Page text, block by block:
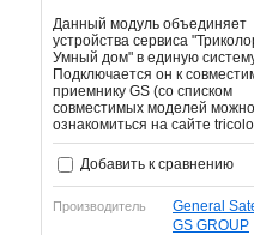
Данный модуль объединяет
устройства сервиса
Умный дом" в единую
Подключается он к
приемнику GS (со списком
совместимых моделей можно
ознакомиться на сайте
Добавить к сравнению
Производитель
General
GS GROUP